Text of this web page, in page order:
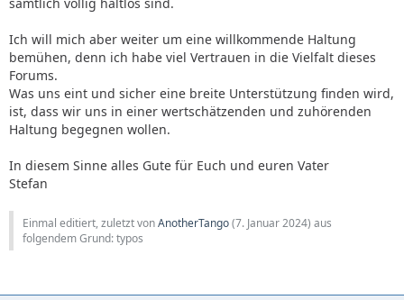
Ich will mich aber weiter um eine willkommende Haltung
bemühen, denn ich habe viel Vertrauen in die Vielfalt dieses
Forums.
Was uns eint und sicher eine breite Unterstützung finden wird,
ist, dass wir uns in einer wertschätzenden und zuhörenden
Haltung begegnen wollen.
In diesem Sinne alles Gute für Euch und euren Vater
Stefan
Einmal editiert, zuletzt vonAnotherTango(7. Januar 2024) aus
folgendem Grund: typos